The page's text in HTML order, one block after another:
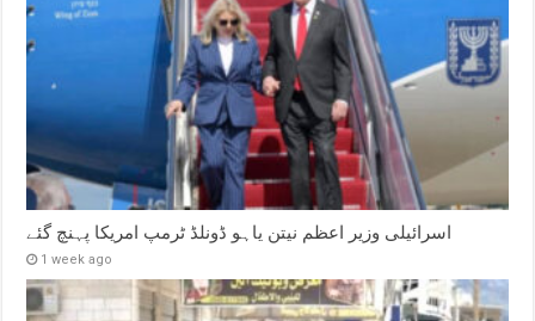
اسرائیلی وزیر اعظم نیتن یاہو ڈونلڈ ٹرمپ امریکا پہنچ گئے
1 week ago